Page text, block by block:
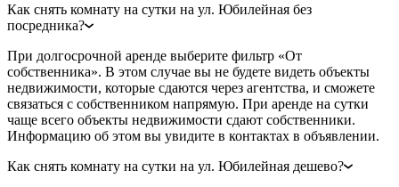
Как снять комнату на сутки на ул. Юбилейная без
посредника?
При долгосрочной аренде выберите фильтр «От
собственника». В этом случае вы не будете видеть объекты
недвижимости, которые сдаются через агентства, и сможете
связаться с собственником напрямую. При аренде на сутки
чаще всего объекты недвижимости сдают собственники.
Информацию об этом вы увидите в контактах в объявлении.
Как снять комнату на сутки на ул. Юбилейная дешево?